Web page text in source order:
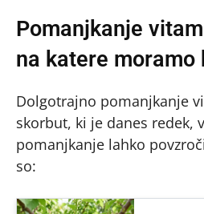
Pomanjkanje
na katere moramo
Dolgotrajno pomanjkanje
skorbut, ki je danes redek,
pomanjkanje lahko
so: